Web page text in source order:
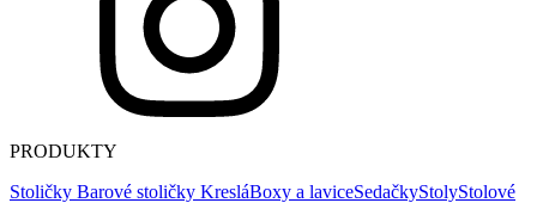
PRODUKTY
Stoličky Barové stoličky KresláBoxy a laviceSedačkyStolyStolové